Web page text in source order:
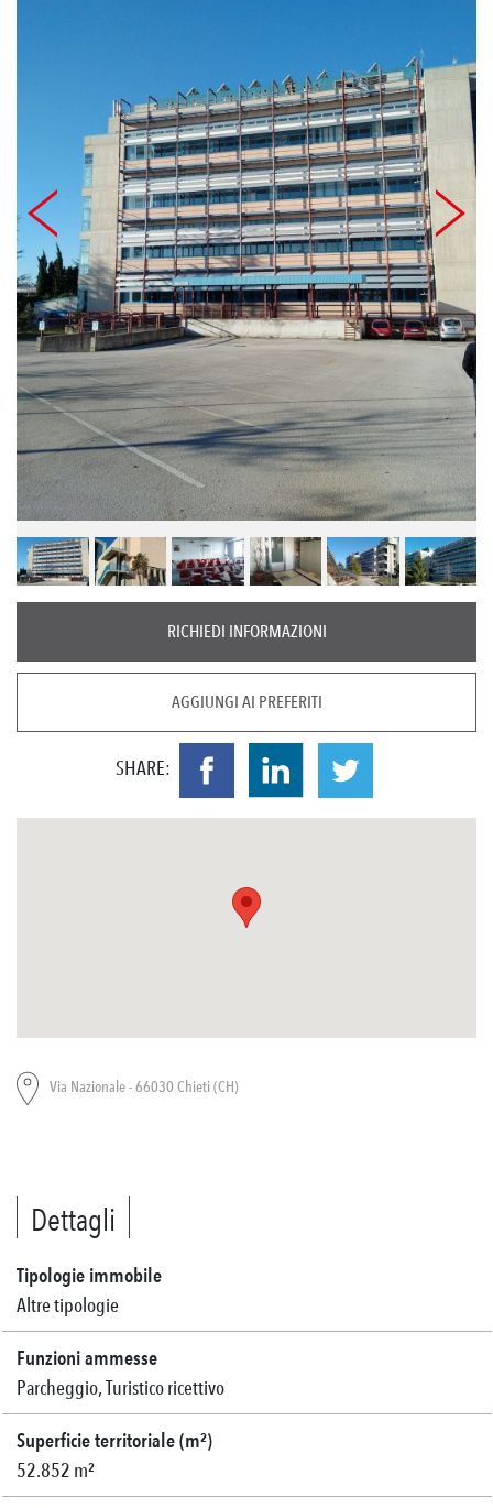
RICHIEDI INFORMAZIONI
AGGIUNGI AI PREFERITI
SHARE:
Via Nazionale - 66030 Chieti (CH)
Dettagli
Tipologie immobile
Altre tipologie
Funzioni ammesse
Parcheggio, Turistico ricettivo
Superficie territoriale (m²)
52.852 m²